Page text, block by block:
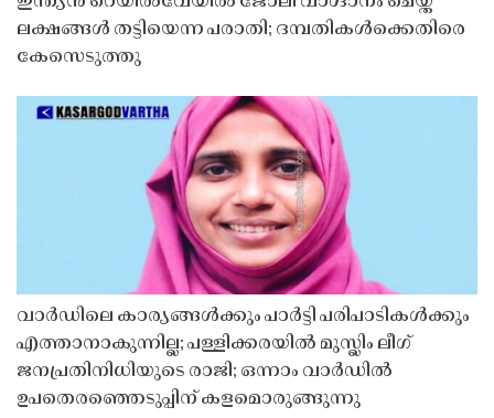
ലക്ഷങ്ങൾ തട്ടിയെന്ന പരാതി; ദമ്പതികൾക്കെതിരെ
കേസെടുത്തു
വാർഡിലെ കാര്യങ്ങൾക്കും പാർട്ടി പരിപാടികൾക്കും
എത്താനാകുന്നില്ല; പള്ളിക്കരയിൽ മുസ്ലിം ലീഗ്
ജനപ്രതിനിധിയുടെ രാജി; ഒന്നാം വാർഡിൽ
ഉപതെരഞ്ഞെടുപ്പിന് കളമൊരുങ്ങുന്നു